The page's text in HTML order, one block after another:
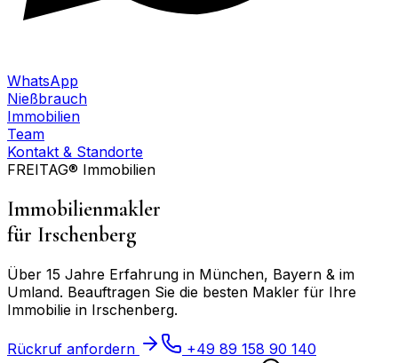
WhatsApp
Nießbrauch
Immobilien
Team
Kontakt & Standorte
FREITAG® Immobilien
Immobilienmakler
für Irschenberg
Über 15 Jahre Erfahrung in München, Bayern & im
Umland. Beauftragen Sie die besten Makler für Ihre
Immobilie in Irschenberg.
Rückruf anfordern
+49 89 158 90 140